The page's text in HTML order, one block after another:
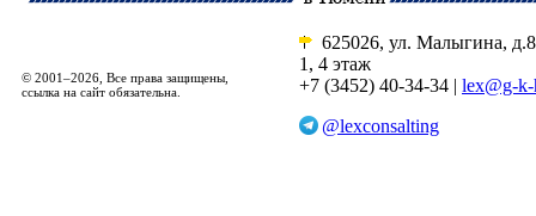
© 2001–2026, Все права защищены,
ссылка на сайт обязательна.
625026, ул. Малыгина,
1, 4 этаж
+7 (3452) 40-34-34 | lex@g-
@lexconsalting